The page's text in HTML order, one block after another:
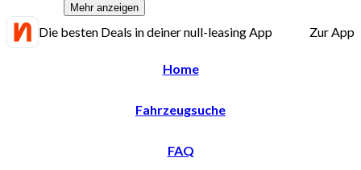
Mehr anzeigen
Die besten Deals in deiner null-leasing App Zur App
Home
Fahrzeugsuche
FAQ